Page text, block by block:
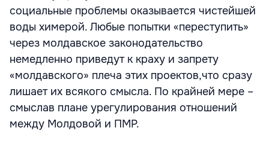
социальные проблемы оказывается чистейшей
воды химерой. Любые попытки «переступить»
через молдавское законодательство
немедленно приведут к краху и запрету
«молдавского» плеча этих проектов,что сразу
лишает их всякого смысла. По крайней мере –
смыслав плане урегулирования отношений
между Молдовой и ПМР.